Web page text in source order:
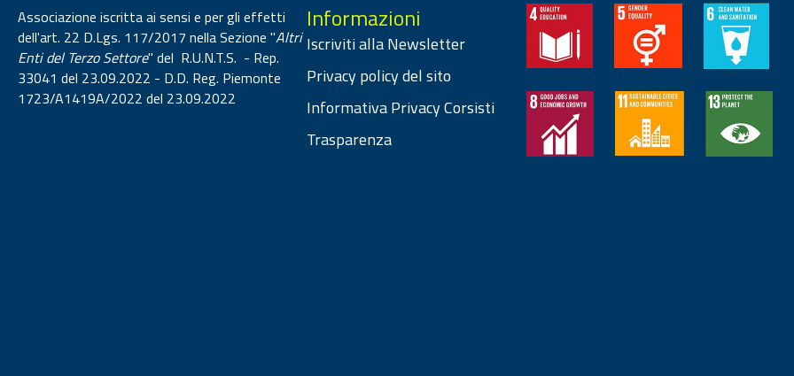
Associazione iscritta ai sensi e per gli effetti
dell'art. 22 D.Lgs. 117/2017 nella Sezione "Altri
Enti del Terzo Settore" del R.U.N.T.S. - Rep.
33041 del 23.09.2022 - D.D. Reg. Piemonte
1723/A1419A/2022 del 23.09.2022
Informazioni
Iscriviti alla Newsletter
Privacy policy del sito
Informativa Privacy Corsisti
Trasparenza